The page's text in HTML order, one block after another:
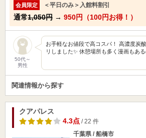
会員限定 ＜平日のみ＞入館料割引
通常1,050円 → 950円（100円お得！）
50代～
男性
お手軽なお値段で高コスパ！ 高濃度炭
リしました✨ 休憩場所も多く漫画もあ
関連情報から探す
クアパレス
4.3点/ 22 件
千葉県 / 船橋市